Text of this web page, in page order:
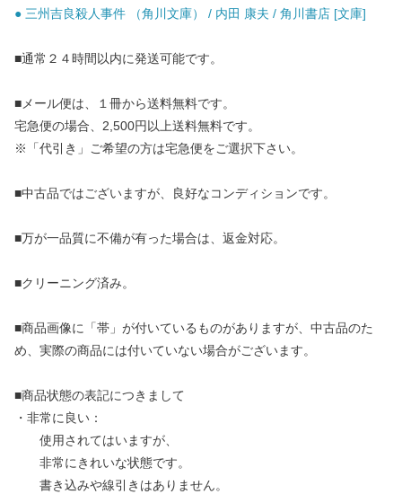
● 三州吉良殺人事件 （角川文庫） / 内田 康夫 / 角川書店 [文庫]
■通常２４時間以内に発送可能です。
■メール便は、１冊から送料無料です。
宅急便の場合、2,500円以上送料無料です。
※「代引き」ご希望の方は宅急便をご選択下さい。
■中古品ではございますが、良好なコンディションです。
■万が一品質に不備が有った場合は、返金対応。
■クリーニング済み。
■商品画像に「帯」が付いているものがありますが、中古品のた
め、実際の商品には付いていない場合がございます。
■商品状態の表記につきまして
・非常に良い：
使用されてはいますが、
非常にきれいな状態です。
書き込みや線引きはありません。